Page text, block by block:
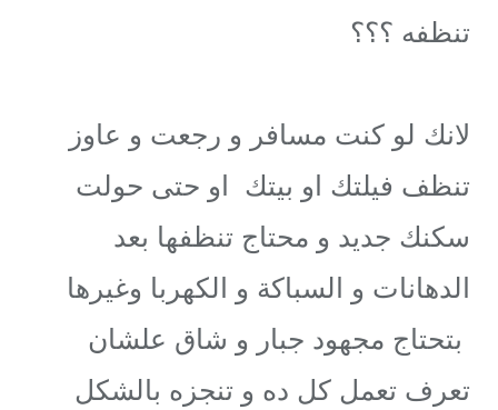
تنظفه ؟؟؟
لانك لو كنت مسافر و رجعت و عاوز
تنظف فيلتك او بيتك او حتى حولت
سكنك جديد و محتاج تنظفها بعد
الدهانات و السباكة و الكهربا وغيرها
بتحتاج مجهود جبار و شاق علشان
تعرف تعمل كل ده و تنجزه بالشكل